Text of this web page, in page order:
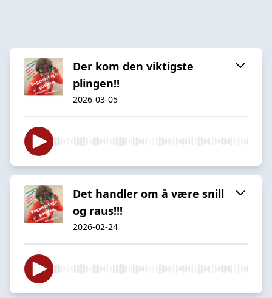
Der kom den viktigste
plingen!!
2026-03-05
Det handler om å være snill
og raus!!!
2026-02-24